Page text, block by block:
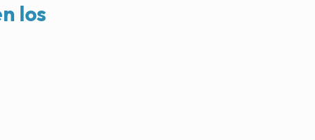
los